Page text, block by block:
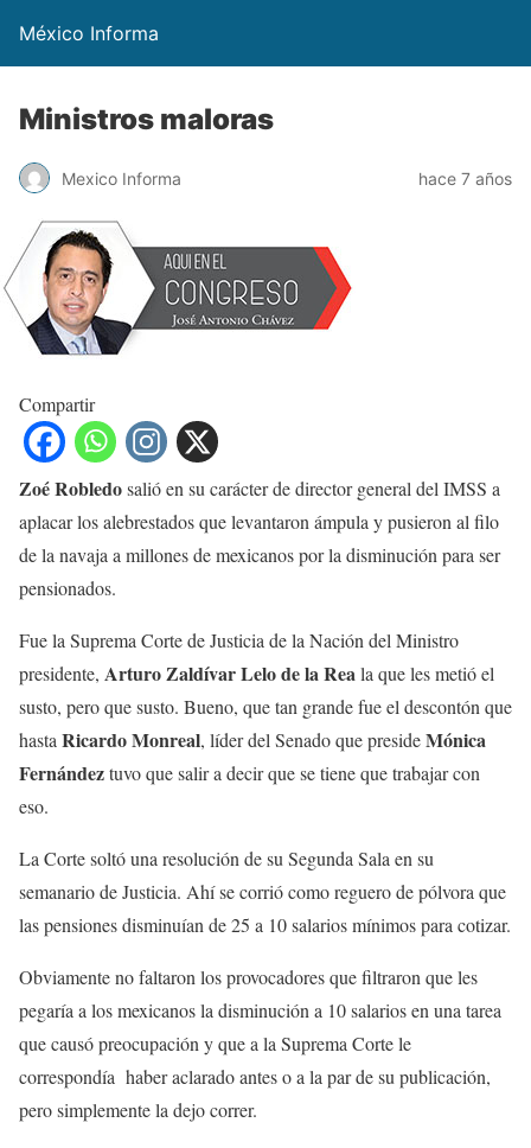
México Informa
Ministros maloras
Mexico Informa hace 7 años
Compartir
Zoé Robledosalió en su carácter de director general del IMSS a
aplacar los alebrestados que levantaron ámpula y pusieron al filo
de la navaja a millones de mexicanos por la disminución para ser
pensionados.
Fue la Suprema Corte de Justicia de la Nación del Ministro
presidente, Arturo Zaldívar Lelo de la Reala que les metió el
susto, pero que susto. Bueno, que tan grande fue el descontón que
hasta Ricardo Monreal, líder del Senado que presideMónica
Fernándeztuvo que salir a decir que se tiene que trabajar con
eso.
La Corte soltó una resolución de su Segunda Sala en su
semanario de Justicia. Ahí se corrió como reguero de pólvora que
las pensiones disminuían de 25 a 10 salarios mínimos para cotizar.
Obviamente no faltaron los provocadores que filtraron que les
pegaría a los mexicanos la disminución a 10 salarios en una tarea
que causó preocupación y que a la Suprema Corte le
correspondía haber aclarado antes o a la par de su publicación,
pero simplemente la dejo correr.